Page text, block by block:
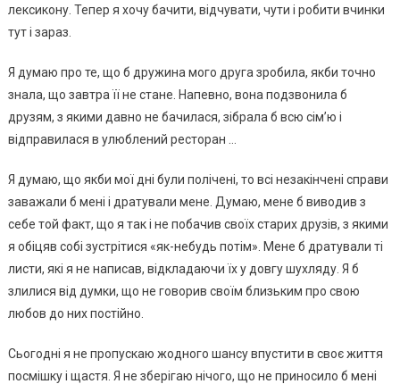
лексикону. Тепер я хочу бачити, відчувати, чути і робити вчинки
тут і зараз.
Я думаю про те, що б дружина мого друга зробила, якби точно
знала, що завтра її не стане. Напевно, вона подзвонила б
друзям, з якими давно не бачилася, зібрала б всю сім’ю і
відправилася в улюблений ресторан …
Я думаю, що якби мої дні були полічені, то всі незакінчені справи
заважали б мені і дратували мене. Думаю, мене б виводив з
себе той факт, що я так і не побачив своїх старих друзів, з якими
я обіцяв собі зустрітися «як-небудь потім». Мене б дратували ті
листи, які я не написав, відкладаючи їх у довгу шухляду. Я б
злилися від думки, що не говорив своїм близьким про свою
любов до них постійно.
Сьогодні я не пропускаю жодного шансу впустити в своє життя
посмішку і щастя. Я не зберігаю нічого, що не приносило б мені